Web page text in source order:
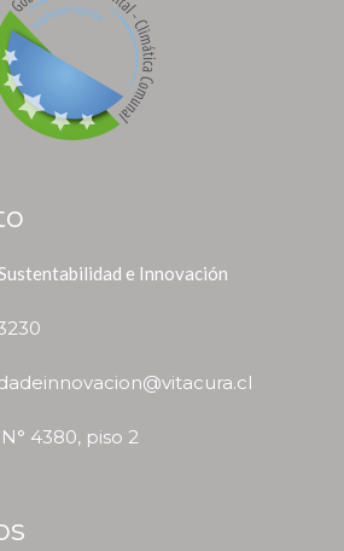
e Innovación
4380, piso 2